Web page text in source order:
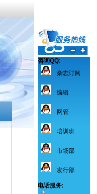
咨询QQ:
杂志订阅
编辑
网管
培训班
市场部
发行部
电话服务: